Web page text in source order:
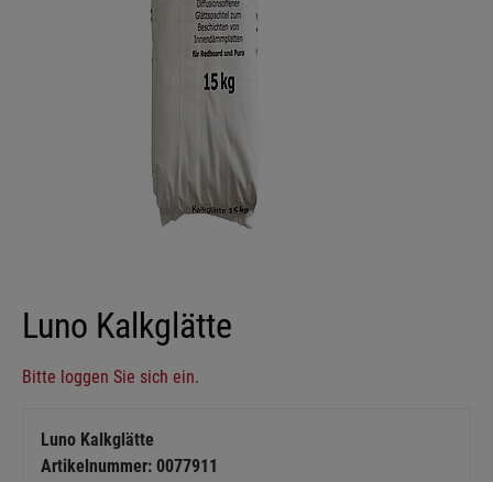
Luno Kalkglätte
Bitte loggen Sie sich ein.
Luno Kalkglätte
Artikelnummer: 0077911